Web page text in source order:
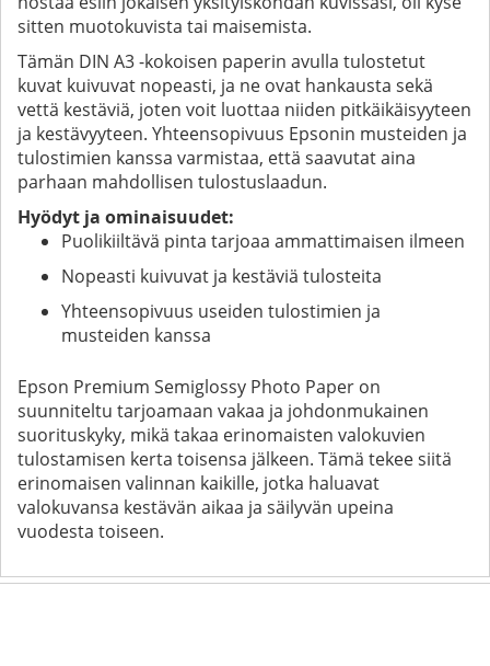
sitten muotokuvista tai maisemista.
Tämän DIN A3 -kokoisen paperin avulla tulostetut
kuvat kuivuvat nopeasti, ja ne ovat hankausta sekä
vettä kestäviä, joten voit luottaa niiden pitkäikäisyyteen
ja kestävyyteen. Yhteensopivuus Epsonin musteiden ja
tulostimien kanssa varmistaa, että saavutat aina
parhaan mahdollisen tulostuslaadun.
Hyödyt ja ominaisuudet:
Puolikiiltävä pinta tarjoaa ammattimaisen ilmeen
Nopeasti kuivuvat ja kestäviä tulosteita
Yhteensopivuus useiden tulostimien ja
musteiden kanssa
Epson Premium Semiglossy Photo Paper on
suunniteltu tarjoamaan vakaa ja johdonmukainen
suorituskyky, mikä takaa erinomaisten valokuvien
tulostamisen kerta toisensa jälkeen. Tämä tekee siitä
erinomaisen valinnan kaikille, jotka haluavat
valokuvansa kestävän aikaa ja säilyvän upeina
vuodesta toiseen.